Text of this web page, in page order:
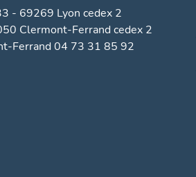
- 69269 Lyon cedex 2
Clermont-Ferrand cedex 2
Ferrand 04 73 31 85 92